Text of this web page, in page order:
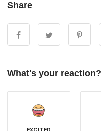
Share
What's your reaction?